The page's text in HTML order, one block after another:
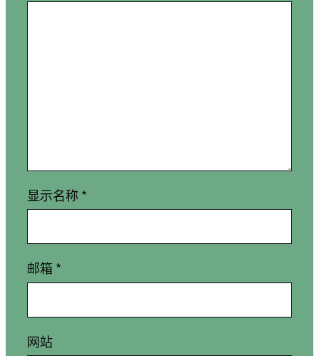
显示名称 *
邮箱 *
网站